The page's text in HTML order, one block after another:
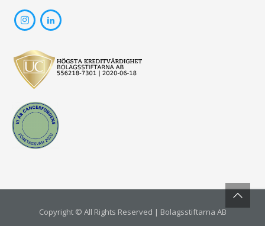
Copyright © All Rights Reserved | Bolagsstiftarna AB